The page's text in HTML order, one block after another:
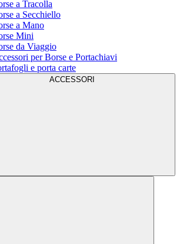
a Tracolla
a Secchiello
a Mano
Mini
da Viaggio
per Borse e Portachiavi
e porta carte
ACCESSORI